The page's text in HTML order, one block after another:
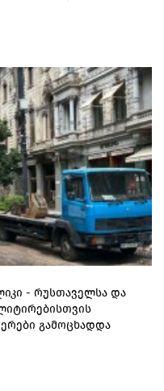
- რუსთაველსა და
გამოცხადდა